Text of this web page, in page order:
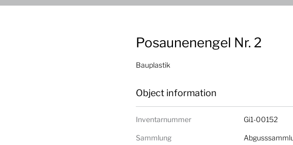
Posaunenengel Nr. 2
Bauplastik
Object information
Inventarnummer Gi1-00152
Sammlung